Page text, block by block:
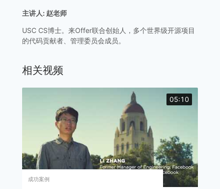
主讲人: 赵老师
USC CS博士。来Offer联合创始人，多个世界级开源项目
的代码贡献者、管理委员会成员。
相关视频
05:10
成功案例